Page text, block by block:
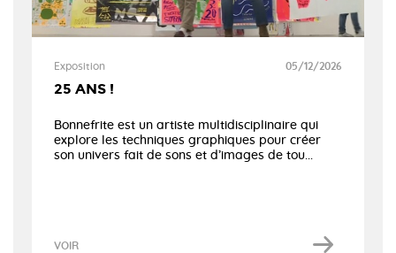
Exposition 05/12/2026
25 ANS !
Bonnefrite est un artiste multidisciplinaire qui
explore les techniques graphiques pour créer
son univers fait de sons et d’images de tou...
VOIR